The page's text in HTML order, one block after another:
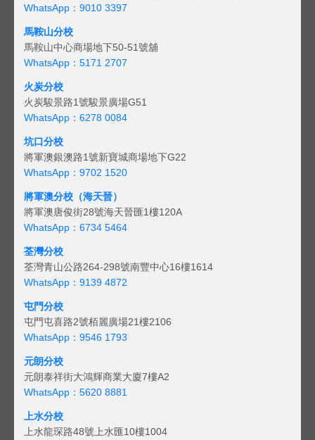
WhatsApp：9010 3397
馬鞍山分校
馬鞍山中心商場地下50-51號舖
WhatsApp：5171 2707
火炭分校
火炭駿景路1號駿景廣場G51
WhatsApp：6278 0084
坑口分校
將軍澳銀澳路1號新寶城商場地下G22
WhatsApp：9702 1520
將軍澳分校（海天晉）
將軍澳唐俊街28號海天晉匯1樓120A
WhatsApp：6734 5464
荃灣分校
荃灣青山公路264-298號南豐中心16樓1614
WhatsApp：9139 4872
屯門分校
屯門屯喜路2號栢麗廣場21樓2106
WhatsApp：9546 1793
元朗分校
元朗泰祥街大鴻輝商業大廈7樓A2
WhatsApp：5620 8881
上水分校
上水龍琛路48號上水匯10樓1004